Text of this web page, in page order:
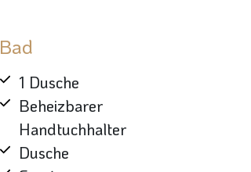
Bad
1 Dusche
Beheizbarer
Handtuchhalter
Dusche